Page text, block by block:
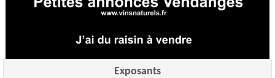
Exposants